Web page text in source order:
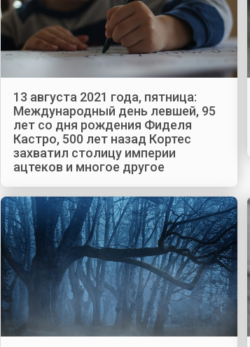
13 августа 2021 года, пятница:
Международный день левшей, 95
лет со дня рождения Фиделя
Кастро, 500 лет назад Кортес
захватил столицу империи
ацтеков и многое другое